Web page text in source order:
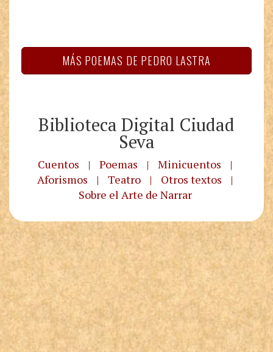
MÁS POEMAS DE PEDRO LASTRA
Biblioteca Digital Ciudad
Seva
Cuentos | Poemas | Minicuentos
|
Aforismos
| Teatro | Otros textos
|
Sobre el Arte de Narrar